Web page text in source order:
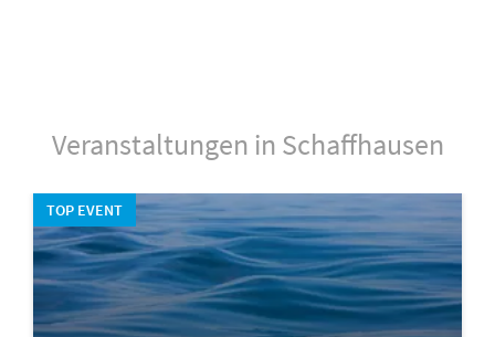
Veranstaltungen in Schaffhausen
TOP EVENT